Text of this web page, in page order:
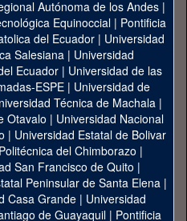
Autónoma de los Andes|
Equinoccial| Pontificia
del Ecuador | Universidad
Salesiana | Universidad
Ecuador | Universidad de las
ESPE | Universidad de
Técnica de Machala|
Otavalo | Universidad Nacional
| Universidad Estatal de Bolivar
del Chimborazo |
San Francisco de Quito |
Peninsular de Santa Elena|
Casa Grande | Universidad
de Guayaquil| Pontificia